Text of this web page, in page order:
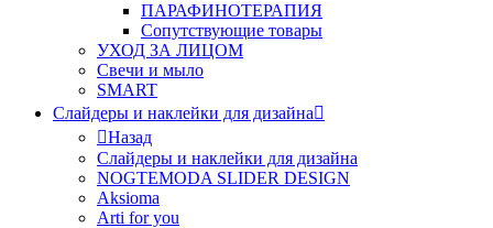
ПАРАФИНОТЕРАПИЯ
Сопутствующие товары
УХОД ЗА ЛИЦОМ
Свечи и мыло
SMART
Слайдеры и наклейки для дизайна
Назад
Слайдеры и наклейки для дизайна
NOGTEMODA SLIDER DESIGN
Aksioma
Arti for you